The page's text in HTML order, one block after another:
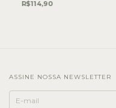
R$114,90
ASSINE NOSSA NEWSLETTER